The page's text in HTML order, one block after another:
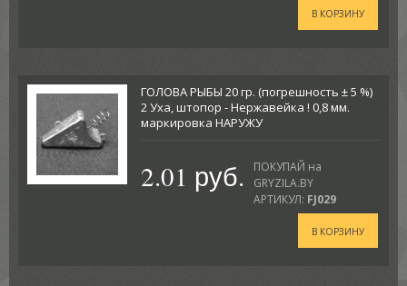
В КОРЗИНУ
ГОЛОВА РЫБЫ 20 гр. (погрешность ± 5 %)
2 Уха, штопор - Нержавейка ! 0,8 мм.
маркировка НАРУЖУ
2.01 руб.
ПОКУПАЙ на
GRYZILA.BY
АРТИКУЛ: FJ029
В КОРЗИНУ